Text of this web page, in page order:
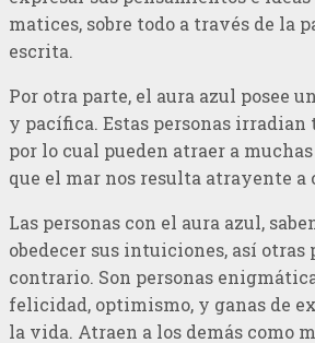
matices, sobre todo a través de la
escrita.
Por otra parte, el aura azul posee
y pacífica. Estas personas
por lo cual pueden atraer a
que el mar nos resulta atrayente a
Las personas con el aura azul,
obedecer sus intuiciones, así otras
contrario. Son personas
felicidad, optimismo, y ganas de
la vida. Atraen a los demás como